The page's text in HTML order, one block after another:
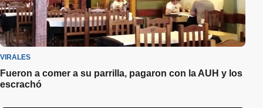
VIRALES
Fueron a comer a su parrilla, pagaron con la AUH y los
escrachó